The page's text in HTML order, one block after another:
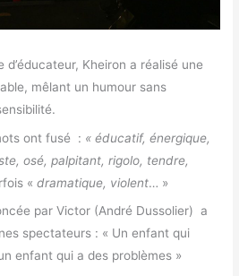
d’éducateur, Kheiron a réalisé une
mêlant un humour sans
ont fusé : « éducatif, énergique,
osé, palpitant, rigolo, tendre,
«dramatique, violent… »
par Victor (André Dussolier) a
spectateurs : « Un enfant qui
enfant qui a des problèmes »